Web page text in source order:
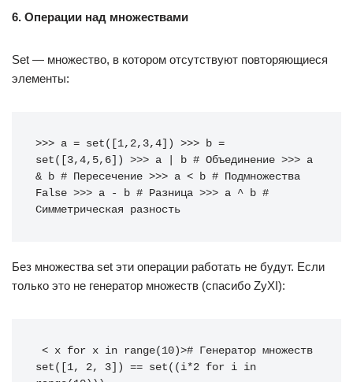
6. Операции над множествами
Set — множество, в котором отсутствуют повторяющиеся
элементы:
>>> a = set([1,2,3,4]) >>> b =
set([3,4,5,6]) >>> a | b # Объединение >>> a
& b # Пересечение >>> a < b # Подмножества
False >>> a - b # Разница >>> a ^ b #
Симметрическая разность
Без множества set эти операции работать не будут. Если
только это не генератор множеств (спасибо ZyXI):
set([1, 2, 3]) == set((i*2 for i in